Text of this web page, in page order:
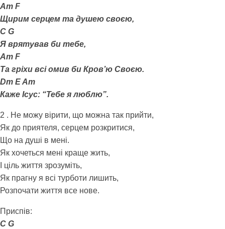
Am F
Щирим серцем та душею своєю,
C G
Я врятував би тебе,
Am F
Та гріхи всі омив би Кров’ю Своєю.
Dm E Am
Каже Ісус: “Тебе я люблю”.
2 . Не можу вірити, що можна так прийти,
Як до приятеля, серцем розкритися,
Що на душі в мені.
Як хочеться мені краще жить,
І ціль життя зрозуміть,
Як прагну я всі турботи лишить,
Розпочати життя все нове.
Приспів:
C G